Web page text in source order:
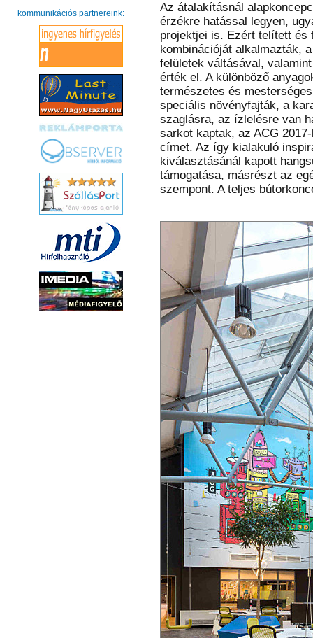
kommunikációs partnereink:
Az átalakításnál
érzékre hatással legyen,
projektjei is. Ezért telített és
kombinációját alkalmazták,
felületek váltásával,
érték el. A különböző
természetes és
speciális növényfajták, a
szaglásra, az ízlelésre van
sarkot kaptak, az ACG
címet. Az így kialakuló
kiválasztásánál kapott
támogatása, másrészt az
szempont. A teljes